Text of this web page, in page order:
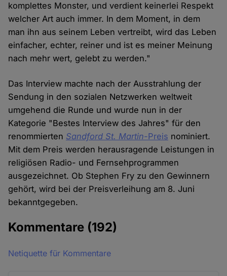
komplettes Monster, und verdient keinerlei Respekt
welcher Art auch immer. In dem Moment, in dem
man ihn aus seinem Leben vertreibt, wird das Leben
einfacher, echter, reiner und ist es meiner Meinung
nach mehr wert, gelebt zu werden."
Das Interview machte nach der Ausstrahlung der
Sendung in den sozialen Netzwerken weltweit
umgehend die Runde und wurde nun in der
Kategorie "Bestes Interview des Jahres" für den
renommierten Sandford St. Martin-Preis nominiert.
Mit dem Preis werden herausragende Leistungen in
religiösen Radio- und Fernsehprogrammen
ausgezeichnet. Ob Stephen Fry zu den Gewinnern
gehört, wird bei der Preisverleihung am 8. Juni
bekanntgegeben.
Kommentare (192)
Netiquette für Kommentare